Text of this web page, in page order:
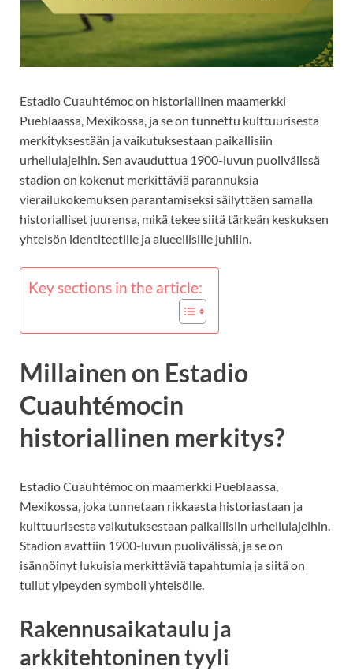
Estadio Cuauhtémoc on historiallinen maamerkki
Pueblaassa, Mexikossa, ja se on tunnettu kulttuurisesta
merkityksestään ja vaikutuksestaan paikallisiin
urheilulajeihin. Sen avauduttua 1900-luvun puolivälissä
stadion on kokenut merkittäviä parannuksia
vierailukokemuksen parantamiseksi säilyttäen samalla
historialliset juurensa, mikä tekee siitä tärkeän keskuksen
yhteisön identiteetille ja alueellisille juhliin.
Key sections in the article:
Millainen on Estadio
Cuauhtémocin
historiallinen merkitys?
Estadio Cuauhtémoc on maamerkki Pueblaassa,
Mexikossa, joka tunnetaan rikkaasta historiastaan ja
kulttuurisesta vaikutuksestaan paikallisiin urheilulajeihin.
Stadion avattiin 1900-luvun puolivälissä, ja se on
isännöinyt lukuisia merkittäviä tapahtumia ja siitä on
tullut ylpeyden symboli yhteisölle.
Rakennusaikataulu ja
arkkitehtoninen tyyli